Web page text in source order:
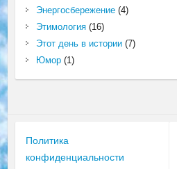
Энергосбережение(4)
Этимология(16)
Этот день в истории(7)
Юмор(1)
Политика
конфиденциальности